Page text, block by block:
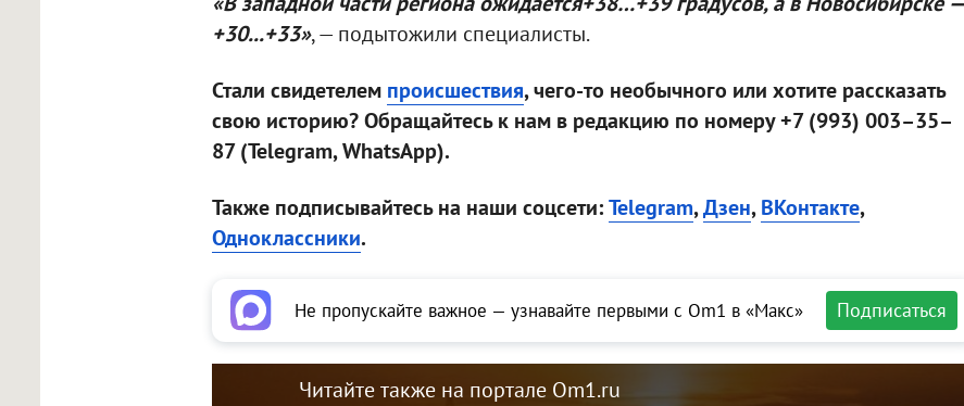
+30...+33», — подытожили специалисты.
Стали свидетелем происшествия, чего-то необычного или хотите рассказать
свою историю? Обращайтесь к нам в редакцию по номеру +7 (993) 003–35–
87 (Telegram, WhatsApp).
Также подписывайтесь на наши соцсети:Telegram,Дзен,ВКонтакте,
Одноклассники.
Не пропускайте важное — узнавайте первыми с Om1 в «Макс» Подписаться
Читайте также на портале Om1.ru